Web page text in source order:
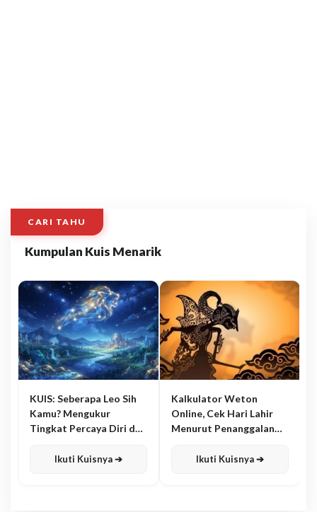
CARI TAHU
Kumpulan Kuis Menarik
KUIS: Seberapa Leo Sih
Kamu? Mengukur
Tingkat Percaya Diri dan
Ikuti Kuisnya ➔
Kalkulator Weton
Online, Cek Hari Lahir
Menurut Penanggalan
Ikuti Kuisnya ➔